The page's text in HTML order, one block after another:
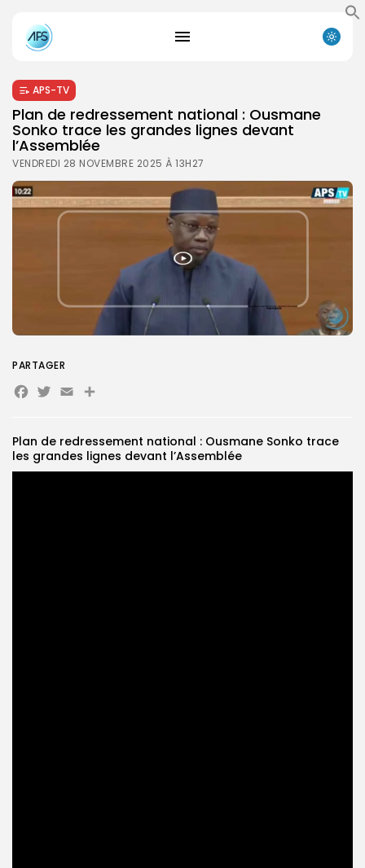
FR
APS-TV
Plan de redressement national : Ousmane
Sonko trace les grandes lignes devant
l’Assemblée
VENDREDI 28 NOVEMBRE 2025 À 13H27
Plan de redressement national : Ousmane Sonko trace
les grandes lignes devant l’Assemblée
PARTAGER
Facebook
Twitter
EmailPartager